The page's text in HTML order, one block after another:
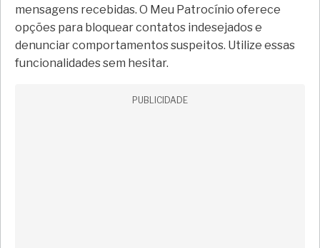
mensagens recebidas. O Meu Patrocínio oferece
opções para bloquear contatos indesejados e
denunciar comportamentos suspeitos. Utilize essas
funcionalidades sem hesitar.
PUBLICIDADE